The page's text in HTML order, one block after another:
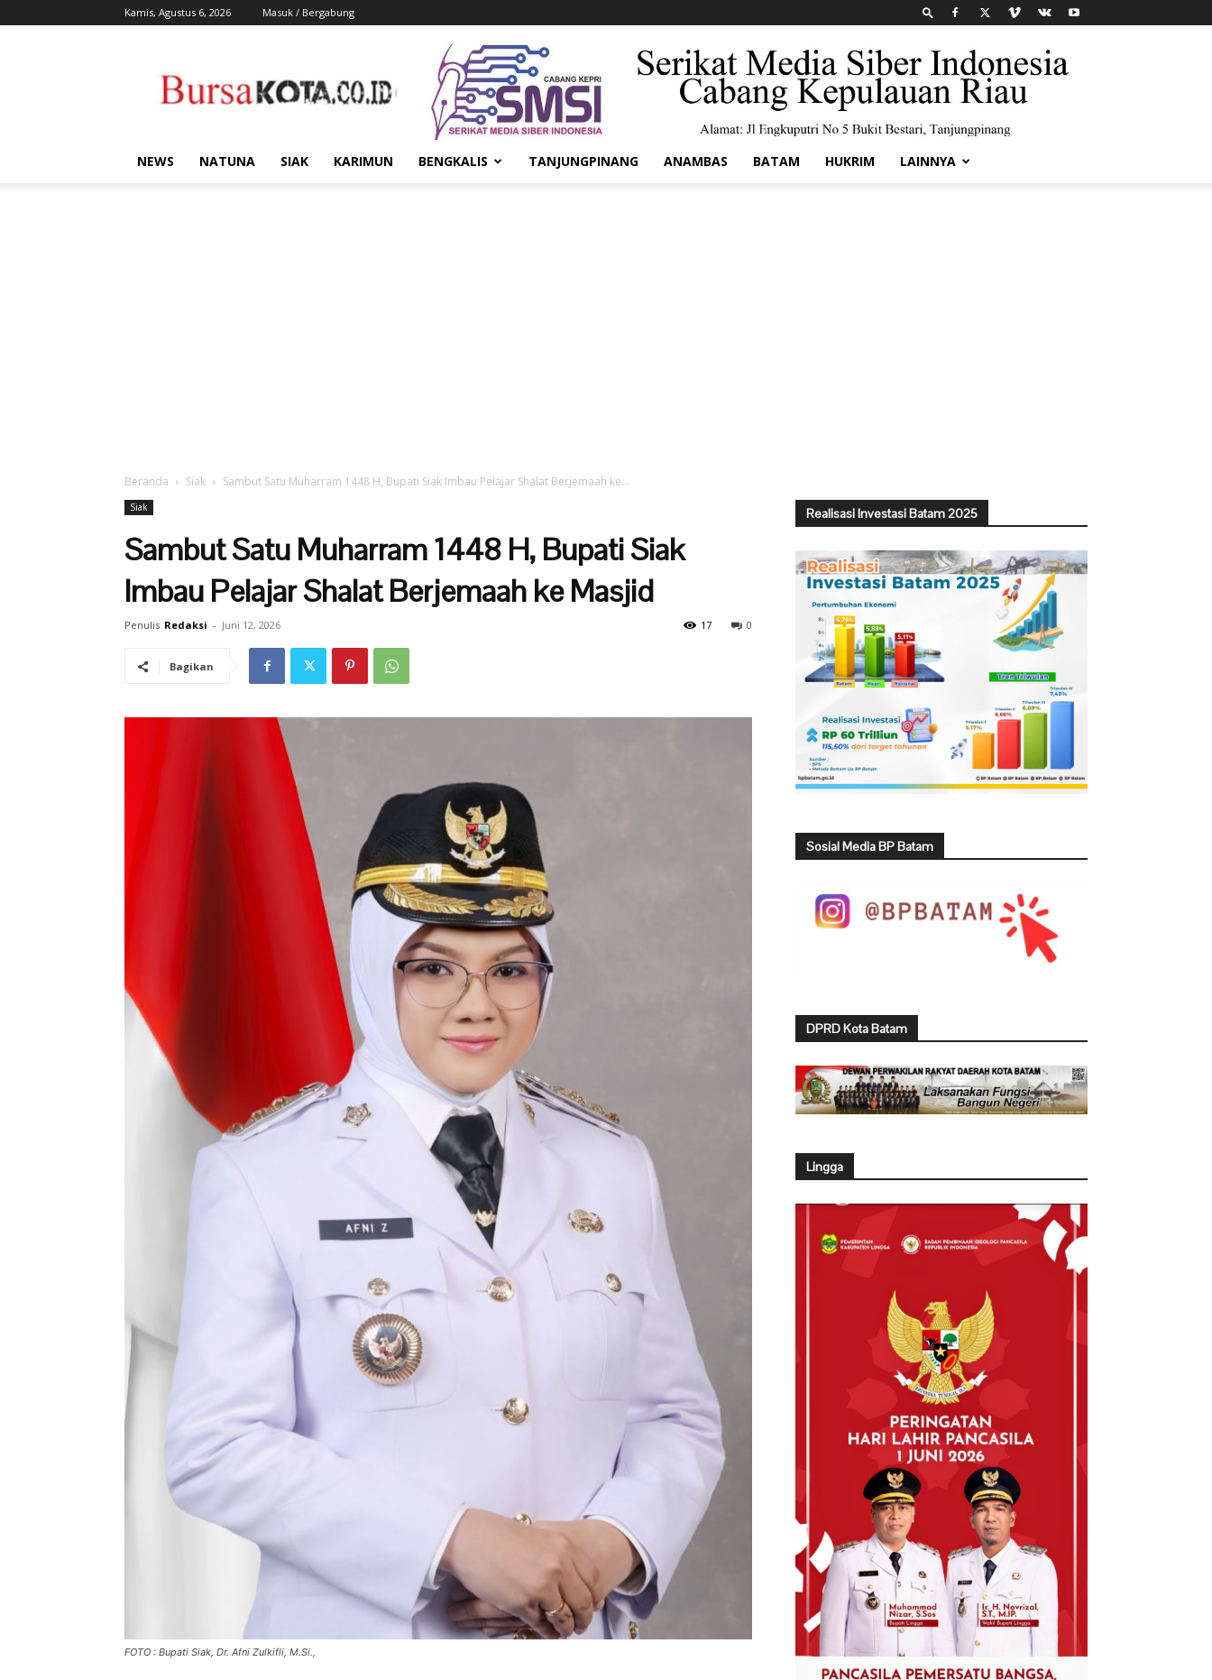
Kamis, Agustus 6, 2026 Masuk / Bergabung
Kota
NEWS NATUNA SIAK KARIMUN BENGKALIS TANJUNGPINANG ANAMBAS BATAM HUKRIM LAINNYA
Beranda Siak Sambut Satu Muharram 1448 H, Bupati Siak Imbau Pelajar Shalat Berjemaah ke...
Siak
Sambut Satu Muharram 1448 H, Bupati Siak
Imbau Pelajar Shalat Berjemaah ke Masjid
Penulis Redaksi - Juni 12, 2026 0
17
Bagikan
FOTO : Bupati Siak, Dr. Afni Zulkifli, M.Si.,
Realisasi Investasi Batam 2025
Sosial Media BP Batam
DPRD Kota Batam
Lingga